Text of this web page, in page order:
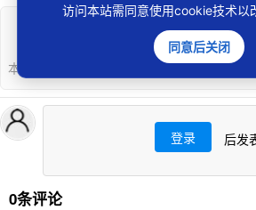
声明
本文版权归权利人所有，若存在侵权行为可
登录 后发
0条评论
访问本站需同意使用cookie技术以
同意后关闭